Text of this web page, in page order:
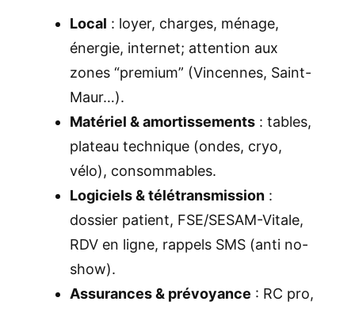
Local : loyer, charges, ménage,
énergie, internet; attention aux
zones “premium” (Vincennes, Saint-
Maur…).
Matériel & amortissements : tables,
plateau technique (ondes, cryo,
vélo), consommables.
Logiciels & télétransmission :
dossier patient, FSE/SESAM-Vitale,
RDV en ligne, rappels SMS (anti no-
show).
Assurances & prévoyance : RC pro,